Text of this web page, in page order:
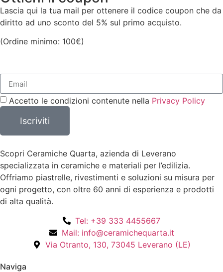
Aggiungi al Carrello
Lascia qui la tua mail per ottenere il codice coupon che da
diritto ad uno sconto del 5% sul primo acquisto.
(Ordine minimo: 100€)
Accetto le condizioni contenute nella Privacy Policy
Iscriviti
Scopri Ceramiche Quarta, azienda di Leverano
specializzata in ceramiche e materiali per l’edilizia.
Offriamo piastrelle, rivestimenti e soluzioni su misura per
ogni progetto, con oltre 60 anni di esperienza e prodotti
di alta qualità.
Tel: +39 333 4455667
Mail: info@ceramichequarta.it
Via Otranto, 130, 73045 Leverano (LE)
Naviga